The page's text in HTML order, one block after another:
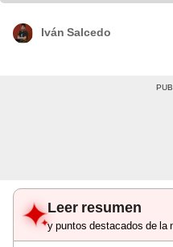
Iván Salcedo
Leer resumen
y puntos destacados de la